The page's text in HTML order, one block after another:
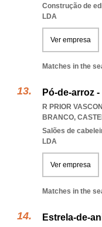
Construção de
LDA
Ver empresa
Matches in the
Pó-de-arroz
R PRIOR
BRANCO,
Salões de
LDA
Ver empresa
Matches in the
Estrela-de-